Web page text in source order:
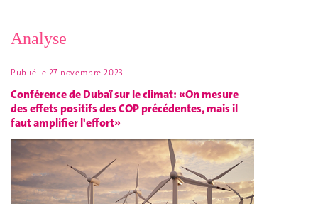
Analyse
Publié le 27 novembre 2023
Conférence de Dubaï sur le climat: «On mesure
des effets positifs des COP précédentes, mais il
faut amplifier l'effort»